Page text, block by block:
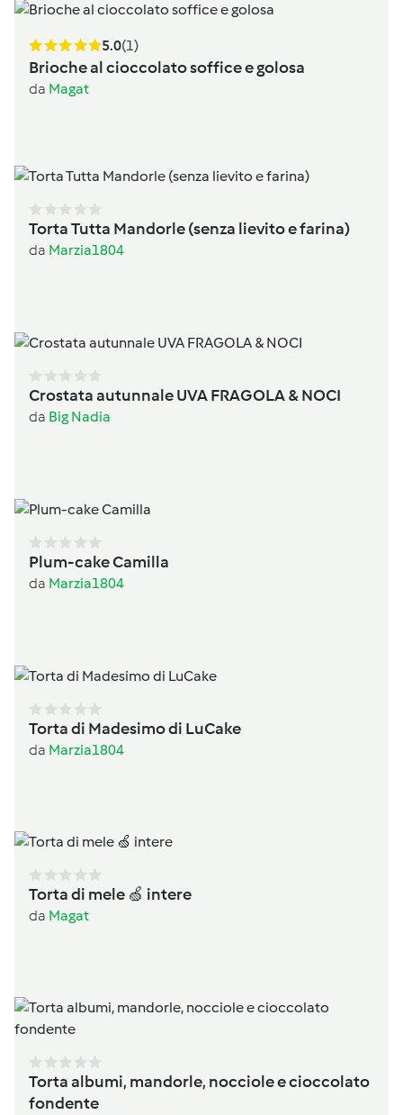
5.0(1)
Brioche al cioccolato soffice e golosa
da Magat
Torta Tutta Mandorle (senza lievito e farina)
da Marzia1804
Crostata autunnale UVA FRAGOLA & NOCI
da Big Nadia
Plum-cake Camilla
da Marzia1804
Torta di Madesimo di LuCake
da Marzia1804
Torta di mele 🍏 intere
da Magat
Torta albumi, mandorle, nocciole e cioccolato
fondente